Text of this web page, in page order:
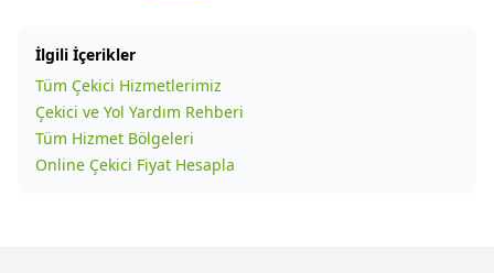
İlgili İçerikler
Tüm Çekici Hizmetlerimiz
Çekici ve Yol Yardım Rehberi
Tüm Hizmet Bölgeleri
Online Çekici Fiyat Hesapla